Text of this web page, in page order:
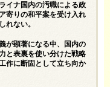
イナ国内の汚職による政
寄りの和平案を受け入れ
れない。
が顕著になる中、国内の
と表裏を使い分けた戦略
作に断固として立ち向か